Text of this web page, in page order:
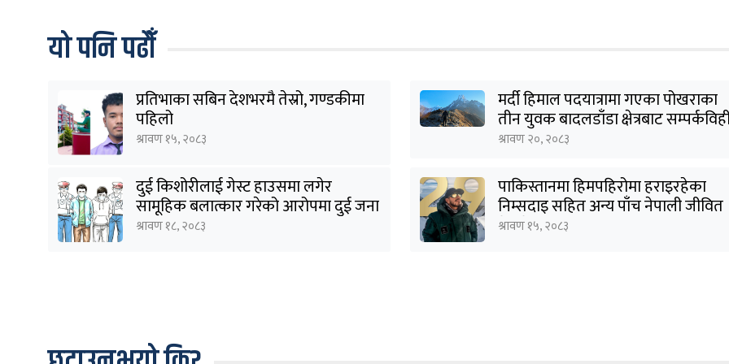
यो पनि पढौँ
प्रतिभाका सबिन देशभरमै तेस्रो, गण्डकीमा
पहिलो
श्रावण १५, २०८३
मर्दी हिमाल पदयात्रामा गएका पोखराका
तीन युवक बादलडाँडा क्षेत्रबाट
श्रावण २०, २०८३
दुई किशोरीलाई गेस्ट हाउसमा लगेर
सामूहिक बलात्कार गरेको आरोपमा दुई जना
पक्राउ
श्रावण १८, २०८३
पाकिस्तानमा हिमपहिरोमा हराइरहेका
निम्सदाइ सहित अन्य पाँच नेपाली जीवित
भेटिने आशा कमजोर, युक्तको शव
श्रावण १५, २०८३